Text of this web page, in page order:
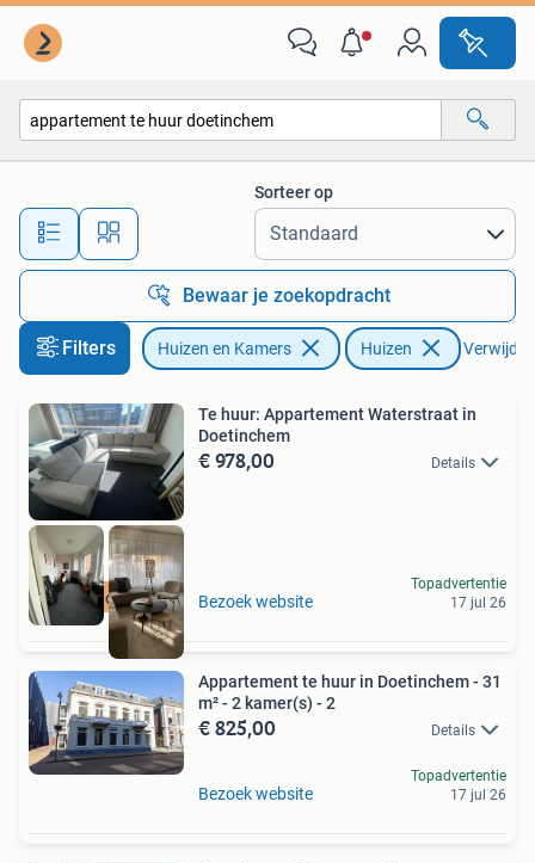
Alle afstanden…
Sorteer op
Bewaar je zoekopdracht
Filters Huizen en Kamers Huizen
Meer op onze site
Te huur: Appartement Waterstraat in
Doetinchem
€ 978,00 Details
Bezoek website
Topadvertentie
17 jul 26
Appartement te huur in Doetinchem - 31
m² - 2 kamer(s) - 2
€ 825,00 Details
Bezoek website
Topadvertentie
17 jul 26